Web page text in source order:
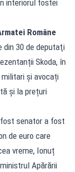
interiorul fostei
Române
din 30 de deputaţi
Skoda, în
și avocați
și la prețuri
senator a fost
de euro care
vreme, Ionuț
Apărării